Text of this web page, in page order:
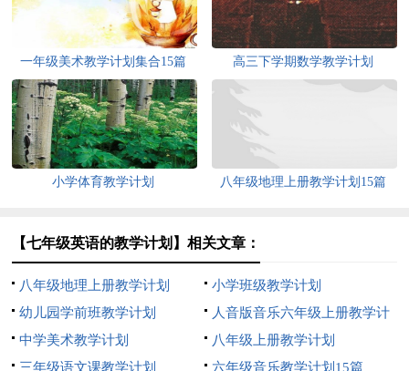
一年级美术教学计划集合15篇 高三下学期数学教学计划
小学体育教学计划 八年级地理上册教学计划15篇
【七年级英语的教学计划】相关文章：
八年级地理上册教学计划
小学班级教学计划
幼儿园学前班教学计划
人音版音乐六年级上册教学计
划
中学美术教学计划
八年级上册教学计划
三年级语文课教学计划
六年级音乐教学计划15篇